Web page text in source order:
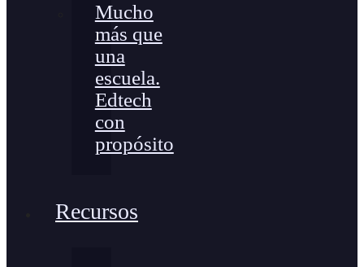
Mucho
más que
una
escuela.
Edtech
con
propósito
Recursos